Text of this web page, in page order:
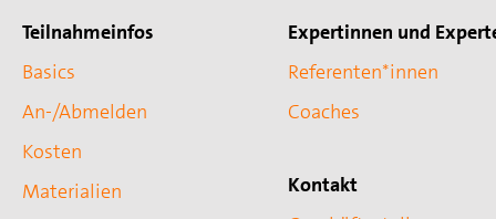
Teilnahmeinfos
Basics
An-/Abmelden
Kosten
Materialien
Expertinnen und
Referenten*innen
Coaches
Kontakt